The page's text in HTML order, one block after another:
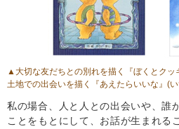
▲大切な友だちとの別れを描く 『ぼくとク
土地での出会いを描く
『あえたらいいな』 (
私の場合、人と人との出会いや、誰
ことをもとにして、お話が生まれる